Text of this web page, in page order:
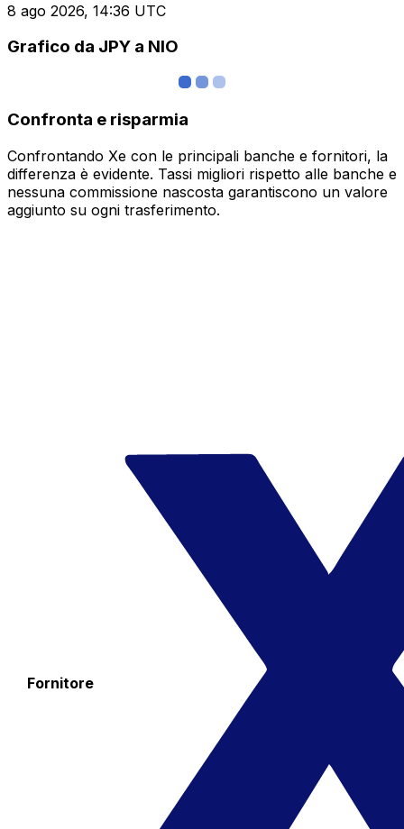
8 ago 2026, 14:36 UTC
Grafico da JPY a NIO
Confronta e risparmia
Confrontando Xe con le principali banche e fornitori, la
differenza è evidente. Tassi migliori rispetto alle banche e
nessuna commissione nascosta garantiscono un valore
aggiunto su ogni trasferimento.
Fornitore